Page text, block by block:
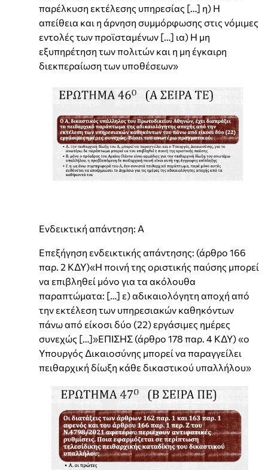
παρέλκυση εκτέλεσης υπηρεσίας […] η) Η
απείθεια και η άρνηση συμμόρφωσης στις νόμιμες
εντολές των προϊσταμένων […] ια) Η μη
εξυπηρέτηση των πολιτών και η μη έγκαιρη
διεκπεραίωση των υποθέσεων»
Ενδεικτική απάντηση: Α
Επεξήγηση ενδεικτικής απάντησης: (άρθρο 166
παρ. 2 ΚΔΥ)«Η ποινή της οριστικής παύσης μπορεί
να επιβληθεί μόνο για τα ακόλουθα
παραπτώματα: […] ε) αδικαιολόγητη αποχή από
την εκτέλεση των υπηρεσιακών καθηκόντων
πάνω από είκοσι δύο (22) εργάσιμες ημέρες
συνεχώς […]»ΕΠΙΣΗΣ (άρθρο 178 παρ. 4 ΚΔΥ) «ο
Υπουργός Δικαιοσύνης μπορεί να παραγγείλει
πειθαρχική δίωξη κάθε δικαστικού υπαλλήλου»